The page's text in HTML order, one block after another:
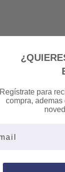
Regístrate para
compra,